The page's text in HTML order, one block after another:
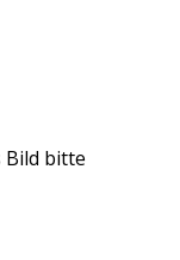
Bild bitte